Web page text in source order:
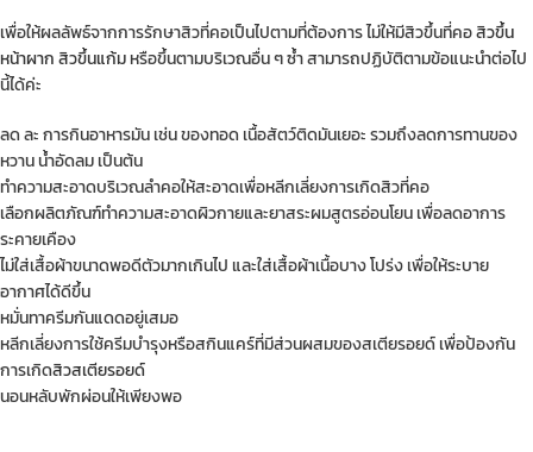
เพื่อให้ผลลัพธ์จากการรักษาสิวที่คอเป็นไปตามที่ต้องการ ไม่ให้มีสิวขึ้นที่คอสิวขึ้น
หน้าผากสิวขึ้นแก้มหรือขึ้นตามบริเวณอื่น ๆ ซ้ำ สามารถปฏิบัติตามข้อแนะนำต่อไป
นี้ได้ค่ะ
ลด ละ การกินอาหารมัน เช่น ของทอด เนื้อสัตว์ติดมันเยอะ รวมถึงลดการทานของ
หวาน น้ำอัดลม เป็นต้น
ทำความสะอาดบริเวณลำคอให้สะอาดเพื่อหลีกเลี่ยงการเกิดสิวที่คอ
เลือกผลิตภัณฑ์ทำความสะอาดผิวกายและยาสระผมสูตรอ่อนโยน เพื่อลดอาการ
ระคายเคือง
ไม่ใส่เสื้อผ้าขนาดพอดีตัวมากเกินไป และใส่เสื้อผ้าเนื้อบาง โปร่ง เพื่อให้ระบาย
อากาศได้ดีขึ้น
หมั่นทาครีมกันแดดอยู่เสมอ
หลีกเลี่ยงการใช้ครีมบำรุงหรือสกินแคร์ที่มีส่วนผสมของสเตียรอยด์ เพื่อป้องกัน
การเกิดสิวสเตียรอยด์
นอนหลับพักผ่อนให้เพียงพอ